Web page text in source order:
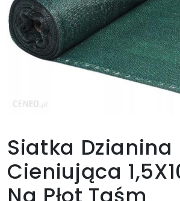
Siatka Dzianina
Cieniująca